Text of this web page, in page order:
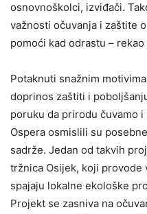
osnovnoškolci, izviđači.
važnosti očuvanja i zaštite
pomoći kad odrastu – rekao
Potaknuti snažnim
doprinos zaštiti i
poruku da prirodu čuvamo
Ospera osmislili su
sadrže. Jedan od takvih
tržnica Osijek, koji provode
spajaju lokalne ekološke
Projekt se zasniva na